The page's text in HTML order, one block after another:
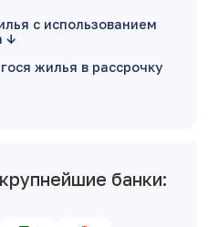
с использованием
жилья в рассрочку
банки: